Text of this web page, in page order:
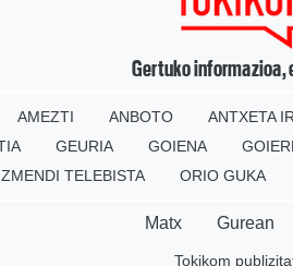
Gertuko informazioa,
AMEZTI ANBOTO ANTXETA
GEURIA GOIENA
TELEBISTA ORIO GUKA
Matx Gurean
Tokikom